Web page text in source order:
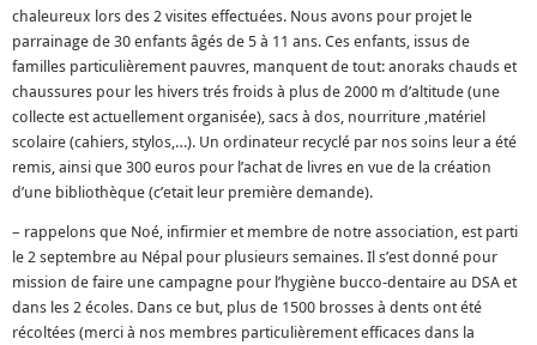
chaleureux lors des 2 visites effectuées. Nous avons pour projet le
parrainage de 30 enfants âgés de 5 à 11 ans. Ces enfants, issus de
familles particulièrement pauvres, manquent de tout: anoraks chauds et
chaussures pour les hivers trés froids à plus de 2000 m d’altitude (une
collecte est actuellement organisée), sacs à dos, nourriture ,matériel
scolaire (cahiers, stylos,…). Un ordinateur recyclé par nos soins leur a été
remis, ainsi que 300 euros pour l’achat de livres en vue de la création
d’une bibliothèque (c’etait leur première demande).
– rappelons que Noé, infirmier et membre de notre association, est parti
le 2 septembre au Népal pour plusieurs semaines. Il s’est donné pour
mission de faire une campagne pour l’hygiène bucco-dentaire au DSA et
dans les 2 écoles. Dans ce but, plus de 1500 brosses à dents ont été
récoltées (merci à nos membres particulièrement efficaces dans la